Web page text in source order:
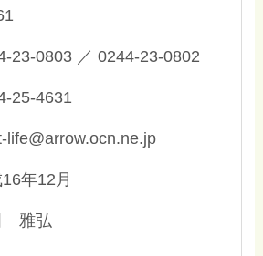
23-0803 ／ 0244-23-0802
25-4631
life@arrow.ocn.ne.jp
年12月
雅弘